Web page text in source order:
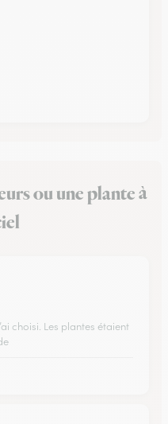
ou une plante à
choisi. Les plantes étaient